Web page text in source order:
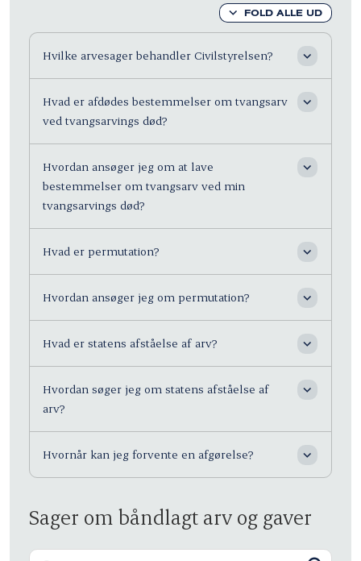
FOLD ALLE UD
Hvilke arvesager behandler Civilstyrelsen?
Hvad er afdødes bestemmelser om tvangsarv
ved tvangsarvings død?
Hvordan ansøger jeg om at lave
bestemmelser om tvangsarv ved min
tvangsarvings død?
Hvad er permutation?
Hvordan ansøger jeg om permutation?
Hvad er statens afståelse af arv?
Hvordan søger jeg om statens afståelse af
arv?
Hvornår kan jeg forvente en afgørelse?
Sager om båndlagt arv og gaver